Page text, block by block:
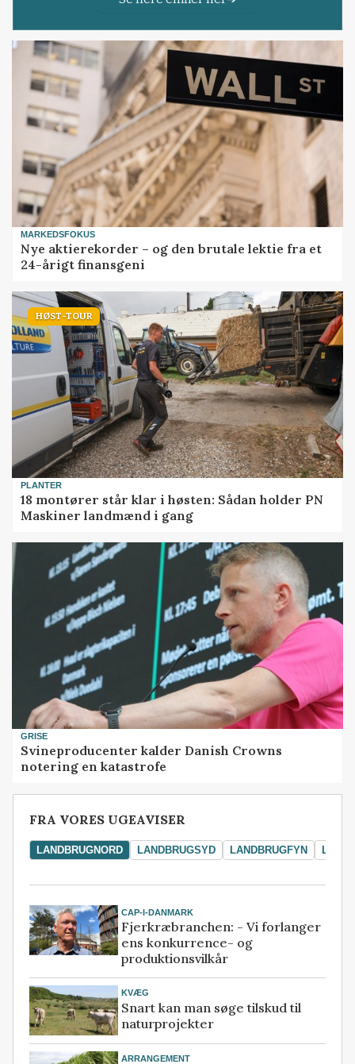
MARKEDSFOKUS
Nye aktierekorder – og den brutale lektie fra et
24-årigt finansgeni
HØST-TOUR
PLANTER
18 montører står klar i høsten: Sådan holder PN
Maskiner landmænd i gang
GRISE
Svineproducenter kalder Danish Crowns
notering en katastrofe
FRA VORES UGEAVISER
LANDBRUGNORD LANDBRUGSYD LANDBRUGFYN
CAP-I-DANMARK
Fjerkræbranchen: - Vi forlanger
ens konkurrence- og
produktionsvilkår
KVÆG
Snart kan man søge tilskud til
naturprojekter
ARRANGEMENT